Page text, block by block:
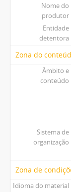
Nome do
produtor
Entidade
detentora
Zona do
Âmbito e
conteúdo
Sistema de
organização
Zona de
Idioma do material